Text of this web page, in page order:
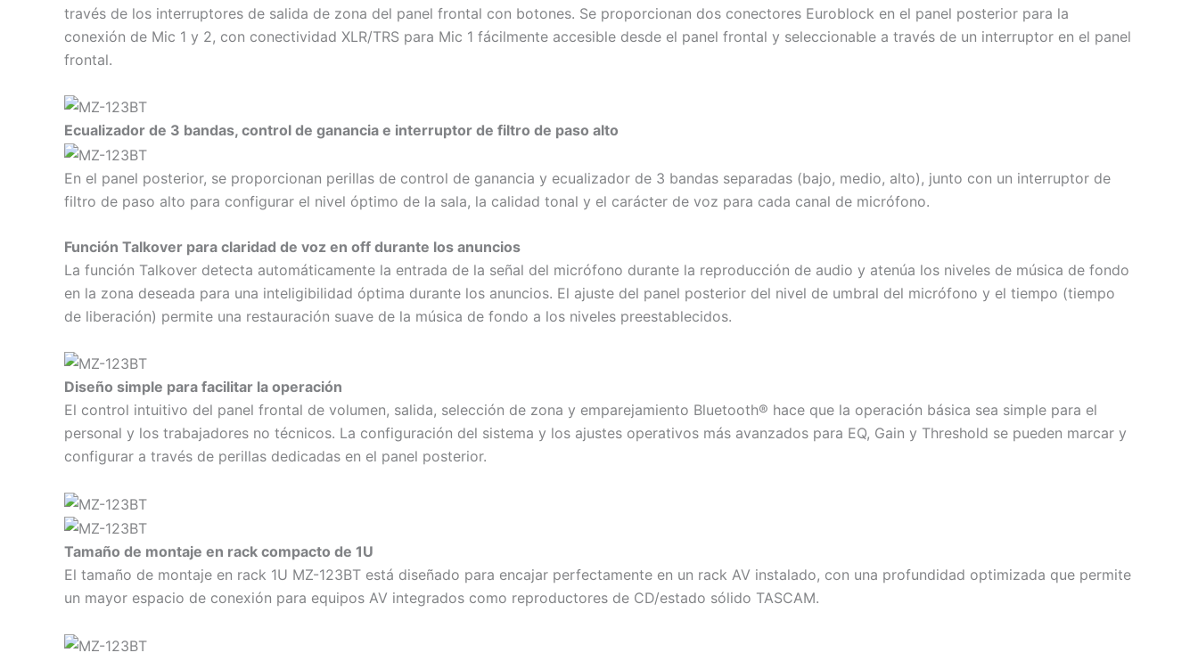
través de los interruptores de salida de zona del panel frontal con botones. Se proporcionan dos conectores Euroblock en el panel posterior para la
conexión de Mic 1 y 2, con conectividad XLR/TRS para Mic 1 fácilmente accesible desde el panel frontal y seleccionable a través de un interruptor en el panel
frontal.
Ecualizador de 3 bandas, control de ganancia e interruptor de filtro de paso alto
En el panel posterior, se proporcionan perillas de control de ganancia y ecualizador de 3 bandas separadas (bajo, medio, alto), junto con un interruptor de
filtro de paso alto para configurar el nivel óptimo de la sala, la calidad tonal y el carácter de voz para cada canal de micrófono.
Función Talkover para claridad de voz en off durante los anuncios
La función Talkover detecta automáticamente la entrada de la señal del micrófono durante la reproducción de audio y atenúa los niveles de música de fondo
en la zona deseada para una inteligibilidad óptima durante los anuncios. El ajuste del panel posterior del nivel de umbral del micrófono y el tiempo (tiempo
de liberación) permite una restauración suave de la música de fondo a los niveles preestablecidos.
Diseño simple para facilitar la operación
El control intuitivo del panel frontal de volumen, salida, selección de zona y emparejamiento Bluetooth® hace que la operación básica sea simple para el
personal y los trabajadores no técnicos. La configuración del sistema y los ajustes operativos más avanzados para EQ, Gain y Threshold se pueden marcar y
configurar a través de perillas dedicadas en el panel posterior.
Tamaño de montaje en rack compacto de 1U
El tamaño de montaje en rack 1U MZ-123BT está diseñado para encajar perfectamente en un rack AV instalado, con una profundidad optimizada que permite
un mayor espacio de conexión para equipos AV integrados como reproductores de CD/estado sólido TASCAM.